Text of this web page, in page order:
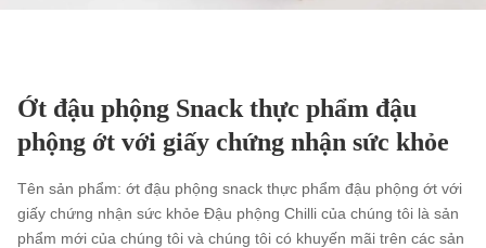
Ớt đậu phộng Snack thực phẩm đậu
phộng ớt với giấy chứng nhận sức khỏe
Tên sản phẩm: ớt đậu phộng snack thực phẩm đậu phộng ớt với
giấy chứng nhận sức khỏe Đậu phộng Chilli của chúng tôi là sản
phẩm mới của chúng tôi và chúng tôi có khuyến mãi trên các sản